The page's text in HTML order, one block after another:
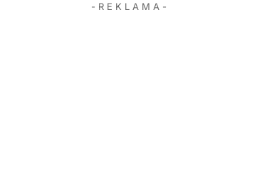
- R E K L A M A -